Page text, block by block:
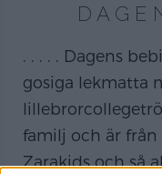
. . . . . Dagens
gosiga lekmatta
familj och är från
Zarakids och så